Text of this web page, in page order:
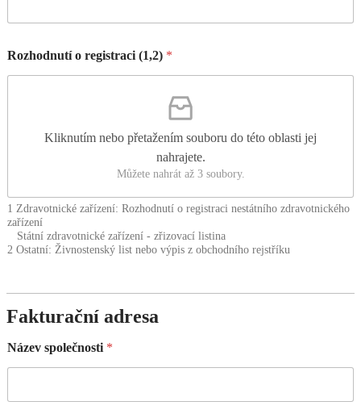
Rozhodnutí o registraci (1,2) *
Kliknutím nebo přetažením souboru do této oblasti jej
nahrajete.
Můžete nahrát až 3 soubory.
1 Zdravotnické zařízení: Rozhodnutí o registraci nestátního zdravotnického
zařízení
Státní zdravotnické zařízení - zřizovací listina
2 Ostatní: Živnostenský list nebo výpis z obchodního rejstříku
Fakturační adresa
Název společnosti *